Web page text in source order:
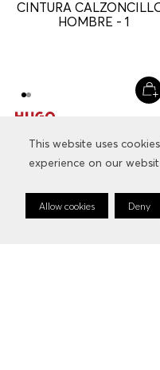
This website uses
experience on our
Allow cookies Deny
This website uses
experience on our
Allow cookies Deny
CALZONCILLOS EN ALGODÓN
CINTURA CALZONCILLOS
000
Multicolor